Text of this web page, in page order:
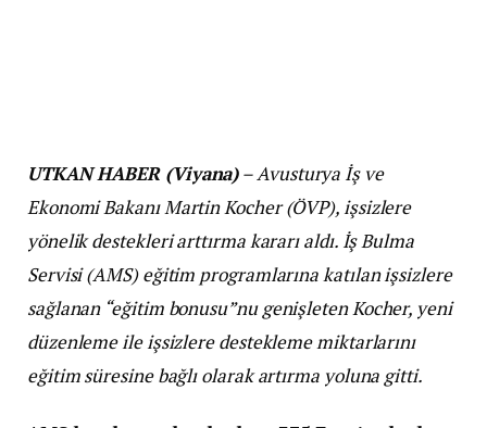
UTKAN HABER (Viyana)– Avusturya İş ve
Ekonomi Bakanı Martin Kocher (ÖVP), işsizlere
yönelik destekleri arttırma kararı aldı. İş Bulma
Servisi (AMS) eğitim programlarına katılan işsizlere
sağlanan “eğitim bonusu”nu genişleten Kocher, yeni
düzenleme ile işsizlere destekleme miktarlarını
eğitim süresine bağlı olarak artırma yoluna gitti.